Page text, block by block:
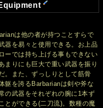
は他の者が持つことすらで
器を易々と使用できる。お上品
ーでは持ち上げる事もできない
まりにも巨大で重い武器を振り
。また、ずっしりとして筋骨
躯を誇るBarbarianは剣や斧な
の武器をそれぞれの腕に1本ず
とができる(二刀流)。数種の魔